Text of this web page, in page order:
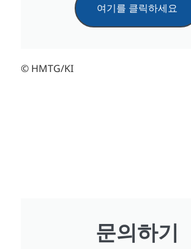
여기를 클릭하세요
© HMTG/KI
문의하기